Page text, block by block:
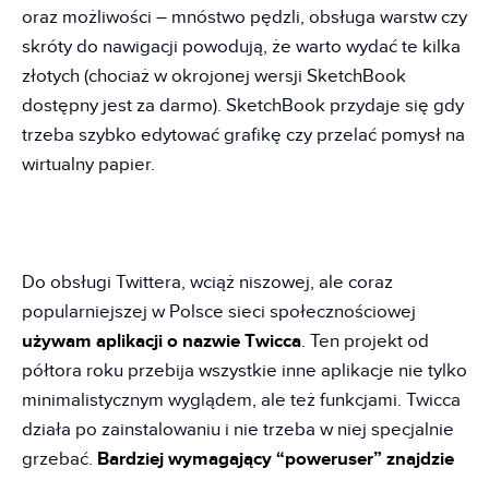
oraz możliwości – mnóstwo pędzli, obsługa warstw czy
skróty do nawigacji powodują, że warto wydać te kilka
złotych (chociaż w okrojonej wersji SketchBook
dostępny jest za darmo). SketchBook przydaje się gdy
trzeba szybko edytować grafikę czy przelać pomysł na
wirtualny papier.
Do obsługi Twittera, wciąż niszowej, ale coraz
popularniejszej w Polsce sieci społecznościowej
używam aplikacji o nazwie Twicca. Ten projekt od
półtora roku przebija wszystkie inne aplikacje nie tylko
minimalistycznym wyglądem, ale też funkcjami. Twicca
działa po zainstalowaniu i nie trzeba w niej specjalnie
grzebać. Bardziej wymagający “poweruser” znajdzie